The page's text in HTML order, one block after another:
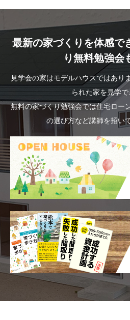
最新の家づくりを体感で
り無料勉強会
見学会の家はモデルハウスではあり
られた家を見学で
無料の家づくり勉強会では住宅ロー
の選び方など講師を招い